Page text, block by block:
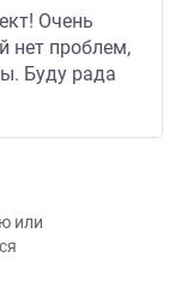
Очень
нет проблем,
Буду рада
или